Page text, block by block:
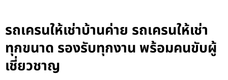
รถเครนให้เช่าบ้านค่าย รถเครนให้เช่า
ทุกขนาด รองรับทุกงาน พร้อมคนขับผู้
เชี่ยวชาญ